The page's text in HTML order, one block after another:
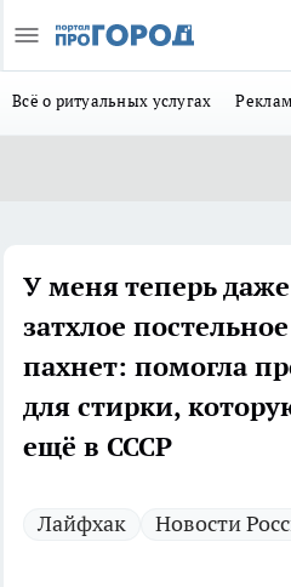
Всё о ритуальных услугах
У меня теперь
затхлое
пахнет: помогла
для стирки,
ещё в СССР
Лайфхак Новости